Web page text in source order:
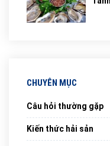
CHUYÊN MỤC
Câu hỏi thường gặp
Kiến thức hải sản